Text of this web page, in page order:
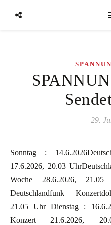
29.
Sonntag : 14.6.2026Deutschlandfunk Kultur | Konzert
17.6.2026, 20.03
Woche 28.6.2026,
Deutschlandfunk |
21.05 Uhr Dienstag :
Konzert 21.6.2026,